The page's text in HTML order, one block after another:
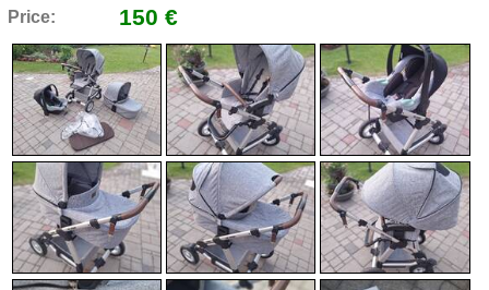
Price: 150 €